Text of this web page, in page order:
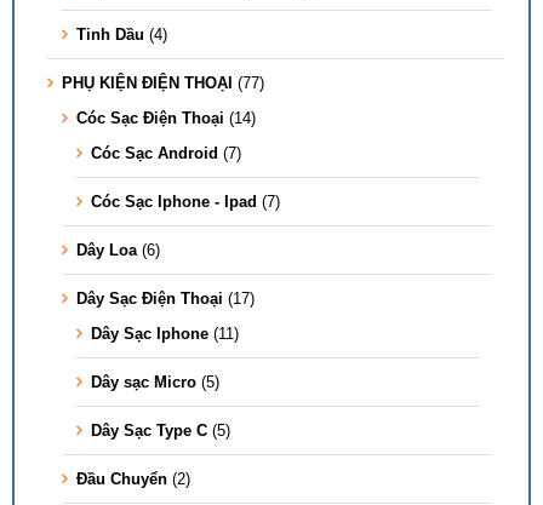
Tinh Dầu (4)
PHỤ KIỆN ĐIỆN THOẠI (77)
Cóc Sạc Điện Thoại (14)
Cóc Sạc Android (7)
Cóc Sạc Iphone - Ipad (7)
Dây Loa (6)
Dây Sạc Điện Thoại (17)
Dây Sạc Iphone (11)
Dây sạc Micro (5)
Dây Sạc Type C (5)
Đầu Chuyển (2)